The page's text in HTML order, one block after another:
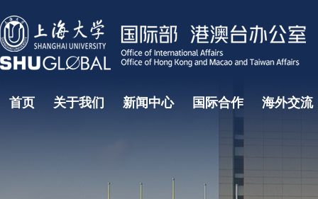
首页 关于我们 新闻中心 国际合作 海外交流